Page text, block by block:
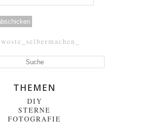
THEMEN
DIY
STERNE
FOTOGRAFIE